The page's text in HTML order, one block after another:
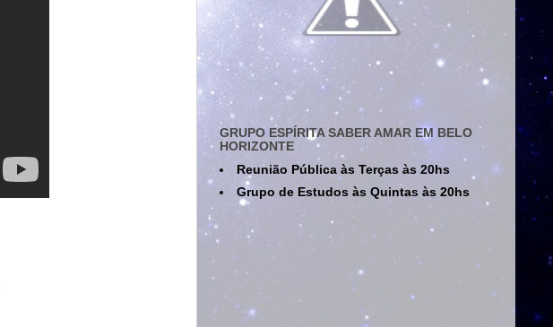
GRUPO ESPÍRITA SABER AMAR EM BELO
HORIZONTE
Reunião Pública às Terças às 20hs
Grupo de Estudos às Quintas às 20hs